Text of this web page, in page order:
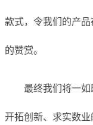
款式，令我们的产
的赞赏。
最终我们将一如
开拓创新、求实数